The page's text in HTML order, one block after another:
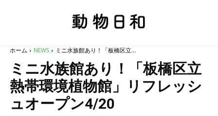
ホーム NEWS ミニ水族館あり！「板橋区立...
ミニ水族館あり！「板橋区立
熱帯環境植物館」リフレッシ
ュオープン4/20